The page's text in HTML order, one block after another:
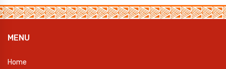
MENU
Home